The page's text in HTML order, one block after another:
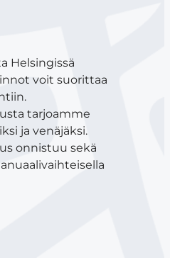
Helsingissä
voit suorittaa
tarjoamme
ja venäjäksi.
onnistuu sekä